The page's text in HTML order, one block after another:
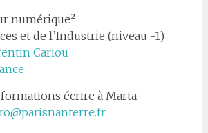
numérique²
et de l’Industrie (niveau -1)
Cariou
écrire à Marta